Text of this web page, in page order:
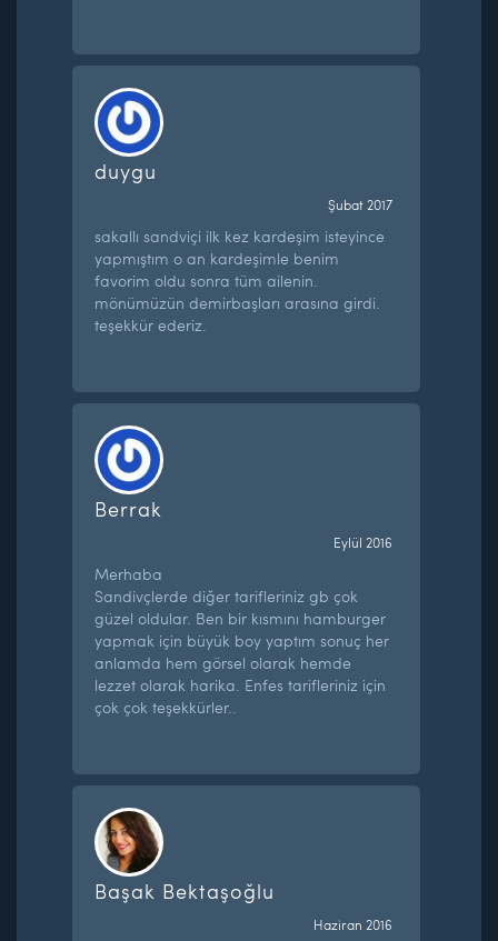
duygu
Şubat 2017
sakallı sandviçi ilk kez kardeşim isteyince
yapmıştım o an kardeşimle benim
favorim oldu sonra tüm ailenin.
mönümüzün demirbaşları arasına girdi.
teşekkür ederiz.
Berrak
Eylül 2016
Merhaba
Sandivçlerde diğer tarifleriniz gb çok
güzel oldular. Ben bir kısmını hamburger
yapmak için büyük boy yaptım sonuç her
anlamda hem görsel olarak hemde
lezzet olarak harika. Enfes tarifleriniz için
çok çok teşekkürler..
Başak Bektaşoğlu
Haziran 2016